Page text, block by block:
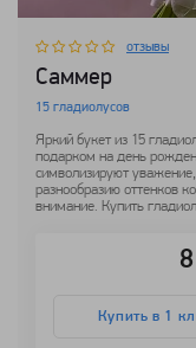
отзывы
Саммер
15 гладиолусов
Яркий букет из 15
подарком на день
символизируют
разнообразию оттенков
внимание. Купить
Купить в 1